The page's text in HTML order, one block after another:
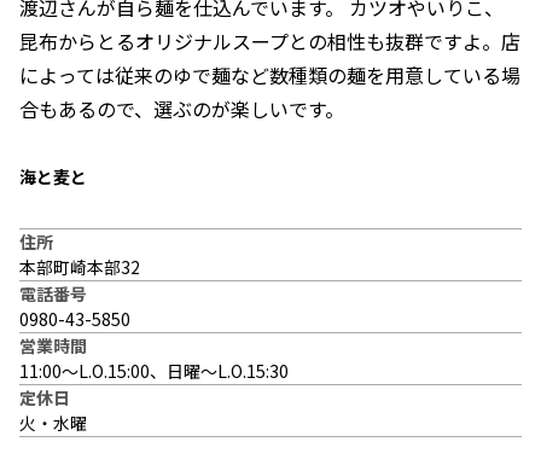
渡辺さんが自ら麺を仕込んでいます。 カツオやいりこ、
昆布からとるオリジナルスープとの相性も抜群ですよ。店
によっては従来のゆで麺など数種類の麺を用意している場
合もあるので、選ぶのが楽しいです。
海と麦と
住所
本部町崎本部32
電話番号
0980-43-5850
営業時間
11:00〜L.O.15:00、日曜〜L.O.15:30
定休日
火・水曜